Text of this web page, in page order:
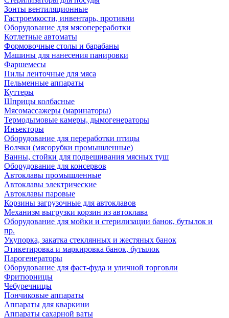
Зонты вентиляционные
Гастроемкости, инвентарь, противни
Оборудование для мясопереработки
Котлетные автоматы
Формовочные столы и барабаны
Машины для нанесения панировки
Фаршемесы
Пилы ленточные для мяса
Пельменные аппараты
Куттеры
Шприцы колбасные
Мясомассажеры (маринаторы)
Термодымовые камеры, дымогенераторы
Инъекторы
Оборудование для переработки птицы
Волчки (мясорубки промышленные)
Ванны, стойки для подвешивания мясных туш
Оборудование для консервов
Автоклавы промышленные
Автоклавы электрические
Автоклавы паровые
Корзины загрузочные для автоклавов
Механизм выгрузки корзин из автоклава
Оборудование для мойки и стерилизации банок, бутылок и
пр.
Укупорка, закатка стеклянных и жестяных банок
Этикетировка и маркировка банок, бутылок
Парогенераторы
Оборудование для фаст-фуда и уличной торговли
Фритюрницы
Чебуречницы
Пончиковые аппараты
Аппараты для кваркини
Аппараты сахарной ваты